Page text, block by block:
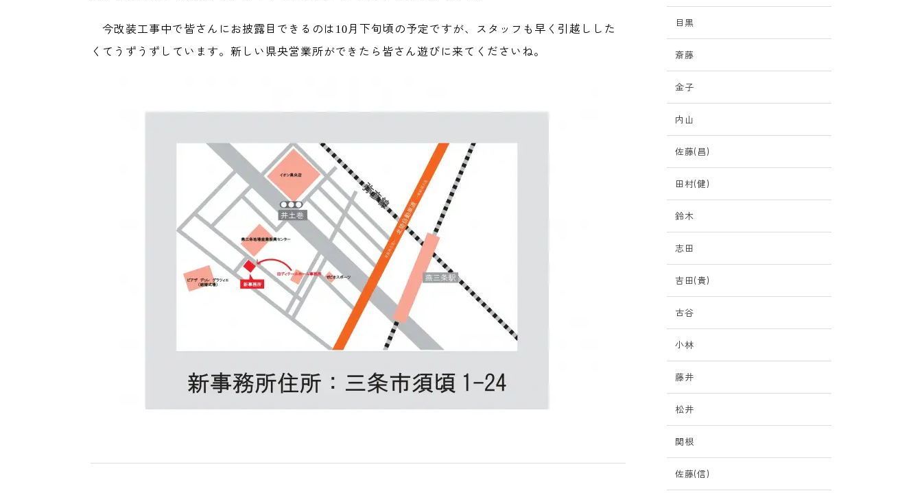
今改装工事中で皆さんにお披露目できるのは 10月下旬頃の予定ですが、スタッフも早く引越しした
くてうずうずしています。新しい県央営業所ができたら皆さん遊びに来てくださいね。
目黒
斎藤
金子
内山
佐藤(昌)
田村(健)
鈴木
志田
吉田(貴)
古谷
小林
藤井
松井
関根
佐藤(信)